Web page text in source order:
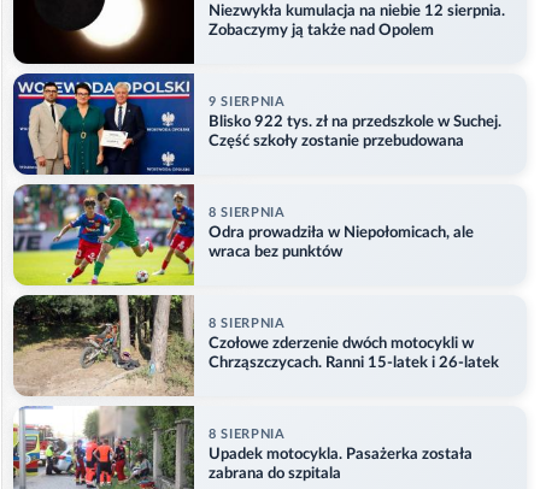
Niezwykła kumulacja na niebie 12 sierpnia.
Zobaczymy ją także nad Opolem
9 SIERPNIA
Blisko 922 tys. zł na przedszkole w Suchej.
Część szkoły zostanie przebudowana
8 SIERPNIA
Odra prowadziła w Niepołomicach, ale
wraca bez punktów
8 SIERPNIA
Czołowe zderzenie dwóch motocykli w
Chrząszczycach. Ranni 15-latek i 26-latek
8 SIERPNIA
Upadek motocykla. Pasażerka została
zabrana do szpitala